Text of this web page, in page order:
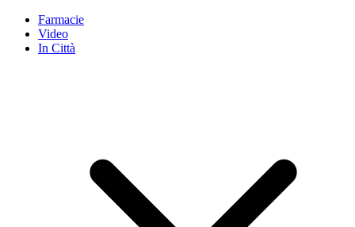
Farmacie
Video
In Città